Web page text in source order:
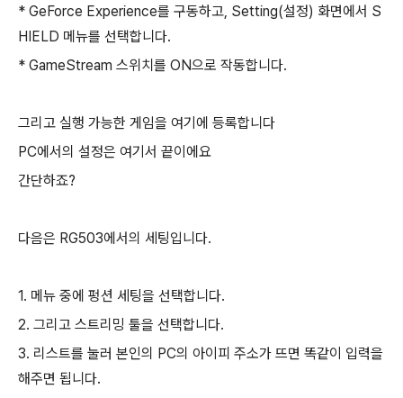
* GeForce Experience를 구동하고, Setting(설정) 화면에서 S
HIELD 메뉴를 선택합니다.
* GameStream 스위치를 ON으로 작동합니다.
그리고 실행 가능한 게임을 여기에 등록합니다
PC에서의 설정은 여기서 끝이에요
간단하죠?
다음은 RG503에서의 세팅입니다.
1. 메뉴 중에 펑션 세팅을 선택합니다.
2. 그리고 스트리밍 툴을 선택합니다.
3. 리스트를 눌러 본인의 PC의 아이피 주소가 뜨면 똑같이 입력을
해주면 됩니다.